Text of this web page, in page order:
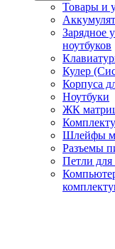
Товары и
Зарядное
ноутбуков
Кулер
Корпуса
Ноутбуки
ЖК
Шлейфы
Разъемы
Петли для